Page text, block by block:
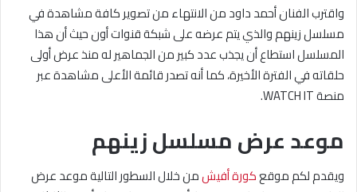
واقترب الفنان أحمد داود من الانتهاء من تصوير كافة مشاهدة في
مسلسل زينهم والذي يتم عرضه على شبكة قنوات أون حيث أن هذا
المسلسل استطاع أن يجذب عدد كبير من الجماهير له منذ عرض أولى
حلقاته في الفترة الأخيرة، كما أنه تصدر قائمة الأعلى مشاهدة عبر
منصة WATCH IT.
موعد عرض مسلسل زينهم
ويقدم لكم موقعكورة أفيشمن خلال السطور التالية موعد عرض